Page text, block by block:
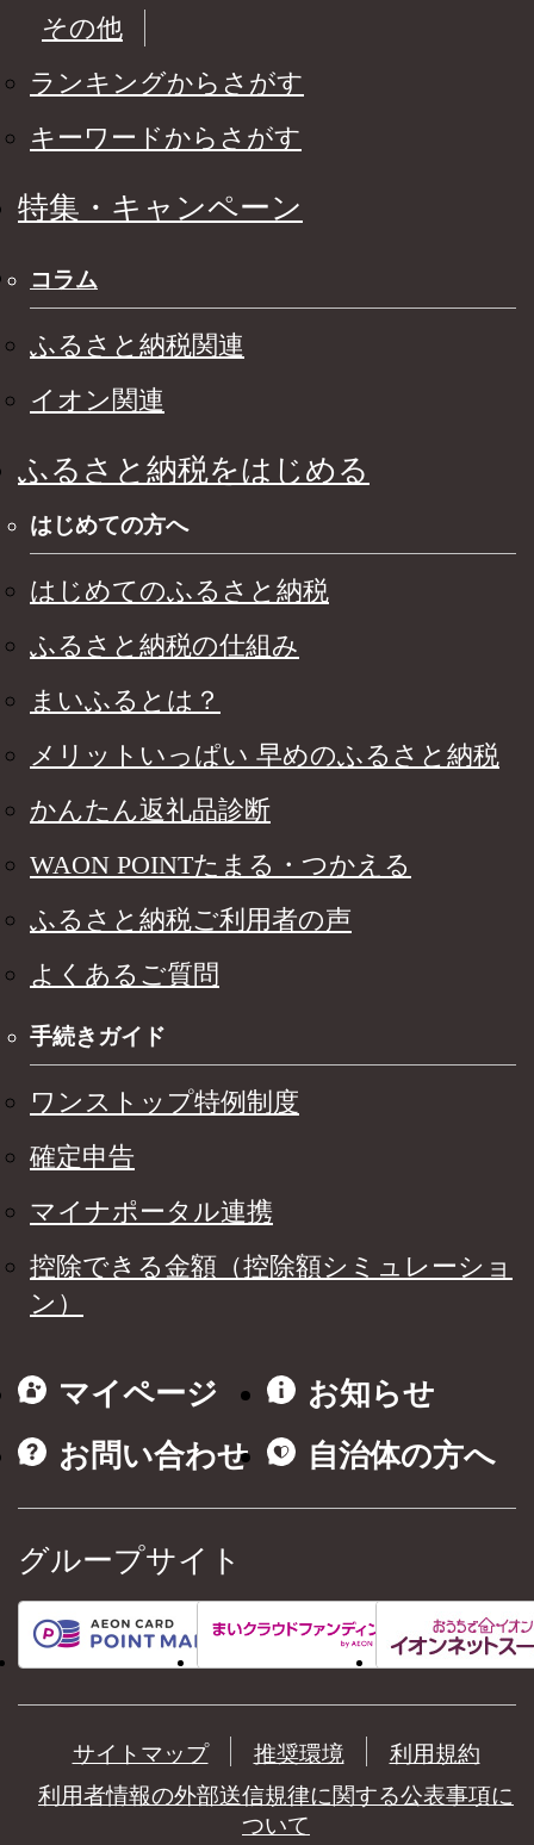
その他
ランキングからさがす
キーワードからさがす
特集・キャンペーン
コラム
ふるさと納税関連
イオン関連
ふるさと納税をはじめる
はじめての方へ
はじめてのふるさと納税
ふるさと納税の仕組み
まいふるとは？
メリットいっぱい 早めのふるさと納税
かんたん返礼品診断
WAON POINTたまる・つかえる
ふるさと納税ご利用者の声
よくあるご質問
手続きガイド
ワンストップ特例制度
確定申告
マイナポータル連携
控除できる金額（控除額シミュレーショ
ン）
マイページ
お知らせ
お問い合わせ
自治体の方へ
グループサイト
サイトマップ 推奨環境
利用規約
利用者情報の外部送信規律に関する公表事項に
ついて